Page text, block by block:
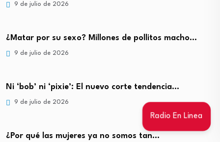
Radio En Linea
9 de julio de 2026
¿Matar por su sexo? Millones de pollitos macho…
9 de julio de 2026
Ni ‘bob’ ni ‘pixie’: El nuevo corte tendencia…
9 de julio de 2026
¿Por qué las mujeres ya no somos tan…